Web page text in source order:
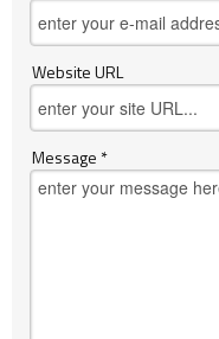
Website URL
Message *